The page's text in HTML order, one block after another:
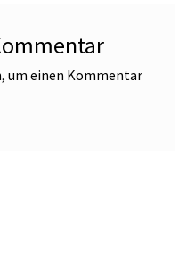
um einen Kommentar